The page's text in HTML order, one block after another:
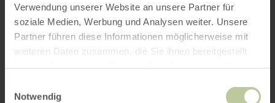
Verwendung unserer Website an unsere Partner für
soziale Medien, Werbung und Analysen weiter. Unsere
Partner führen diese Informationen möglicherweise mit
weiteren Daten zusammen, die Sie ihnen bereitgestellt
Notwendig